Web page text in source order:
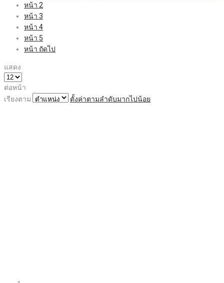
หน้า 2
หน้า 3
หน้า 4
หน้า 5
หน้า ถัดไป
แสดง
ต่อหน้า
เรียงตาม
ตั้งค่าตามลำดับมากไปน้อย